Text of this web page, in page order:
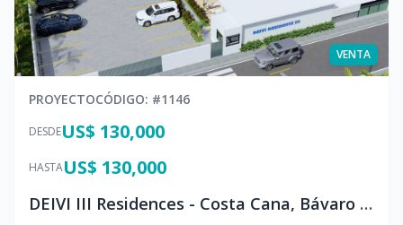
VENTA
PROYECTOCÓDIGO: #1146
DESDEUS$ 130,000
HASTAUS$ 130,000
DEIVI III Residences - Costa Cana, Bávaro - Punta Cana